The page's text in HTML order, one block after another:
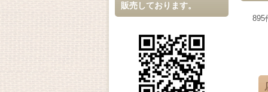
販売しております。
895